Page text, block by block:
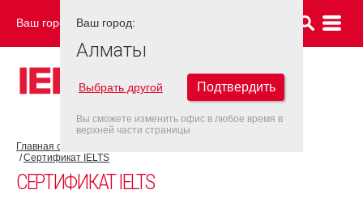
Ваш город: АЛМАТЫ
Главная страница
Сертификат IELTS
СЕРТИФИКАТ IELTS
Ваш город:
Алматы
Выбрать другой Подтвердить
Вы сможете изменить офис в любое время в
верхней части страницы